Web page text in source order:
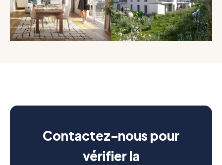
Contactez-nous pour
vérifier la